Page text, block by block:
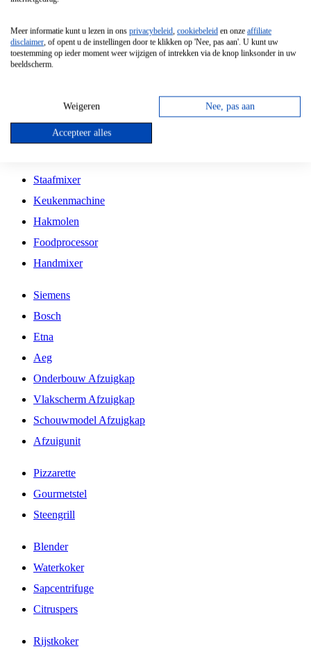
Vrijstaande Magnetron
Vrijstaande Kookplaat
Inbouw Gaskookplaat
Inbouw Keramische Kookplaat
Kookplaat Accessoires
Staafmixer
Keukenmachine
Hakmolen
Foodprocessor
Handmixer
Siemens
Bosch
Etna
Aeg
Onderbouw Afzuigkap
Vlakscherm Afzuigkap
Schouwmodel Afzuigkap
Afzuigunit
Pizzarette
Gourmetstel
Steengrill
Blender
Waterkoker
Sapcentrifuge
Citruspers
Rijstkoker
Meer informatie kunt u lezen in ons privacybeleid, cookiebeleid en onze affiliate
disclaimer, of opent u de instellingen door te klikken op 'Nee, pas aan'. U kunt uw
toestemming op ieder moment weer wijzigen of intrekken via de knop linksonder in uw
beeldscherm.
Weigeren Nee, pas aan
Accepteer alles